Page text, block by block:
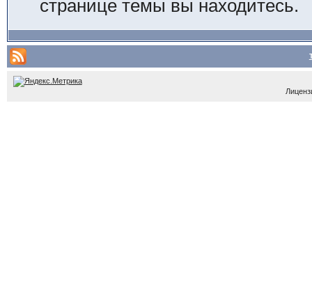
странице темы вы находитесь.